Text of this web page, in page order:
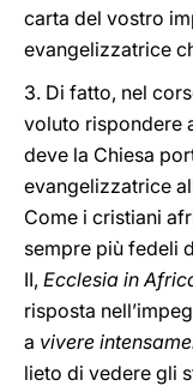
carta del vostro
evangelizzatrice
3. Di fatto, nel
voluto rispondere
deve la Chiesa
evangelizzatrice
Come i cristiani
sempre più fedeli
II, Ecclesia in
risposta
a vivere
lieto di vedere gli